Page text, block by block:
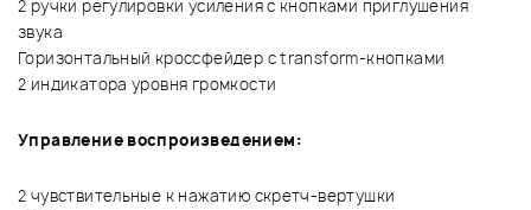
2 ручки регулировки усиления с кнопками приглушения
звука
Горизонтальный кроссфейдер с transform-кнопками
2 индикатора уровня громкости
Управление воспроизведением:
2 чувствительные к нажатию скретч-вертушки